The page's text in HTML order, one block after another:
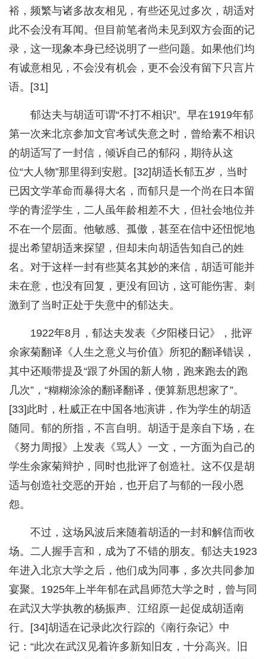
裕，频繁与诸多故友相见，有些还见过多次，胡适对
此不会没有耳闻。但目前笔者尚未见到双方会面的记
录，这一现象本身已经说明了一些问题。如果他们均
有诚意相见，不会没有机会，更不会没有留下只言片
语。[31]
郁达夫与胡适可谓“不打不相识”。早在1919年郁
第一次来北京参加文官考试失意之时，曾给素不相识
的胡适写了一封信，倾诉自己的郁闷，期待从这
位“大人物”那里得到安慰。[32]胡适长郁五岁，当时
已因文学革命而暴得大名，而郁只是一个尚在日本留
学的青涩学生，二人虽年龄相差不大，但社会地位并
不在一个层面。他敏感、孤傲，甚至在信中还忸怩地
提出希望胡适来探望，但却未向胡适告知自己的姓
名。对于这样一封有些莫名其妙的来信，胡适可能并
未在意，也没有回复，更没有回访，这可能伤害、刺
激到了当时正处于失意中的郁达夫。
1922年8月，郁达夫发表《夕阳楼日记》，批评
余家菊翻译《人生之意义与价值》所犯的翻译错误，
其中还顺带提及“跟了外国的新人物，跑来跑去的跑
几次”，“糊糊涂涂的翻译翻译，便算新思想家了”。
[33]此时，杜威正在中国各地演讲，作为学生的胡适
随同。郁的所指，不言自明。胡适于是亲自下场，在
《努力周报》上发表《骂人》一文，一方面为自己的
学生余家菊辩护，同时也批评了创造社。这不仅是胡
适与创造社交恶的开始，也开启了与郁的一段小恩
怨。
不过，这场风波后来随着胡适的一封和解信而收
场。二人握手言和，成为了不错的朋友。郁达夫1923
年进入北京大学之后，他们成为同事，多次共同参加
宴聚。1925年上半年郁在武昌师范大学之时，曾与同
在武汉大学执教的杨振声、江绍原一起促成胡适南
行。[34]胡适在记录此次行踪的《南行杂记》中
记：“此次在武汉见着许多新知旧友，十分高兴。旧